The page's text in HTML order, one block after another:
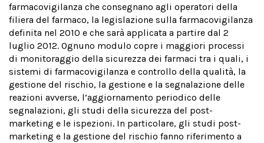
farmacovigilanza che consegnano agli operatori della
filiera del farmaco, la legislazione sulla farmacovigilanza
definita nel 2010 e che sarà applicata a partire dal 2
luglio 2012. Ognuno modulo copre i maggiori processi
di monitoraggio della sicurezza dei farmaci tra i quali, i
sistemi di farmacovigilanza e controllo della qualità, la
gestione del rischio, la gestione e la segnalazione delle
reazioni avverse, l’aggiornamento periodico delle
segnalazioni, gli studi della sicurezza del post-
marketing e le ispezioni. In particolare, gli studi post-
marketing e la gestione del rischio fanno riferimento a